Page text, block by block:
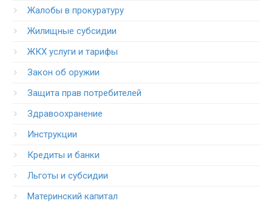
Жалобы в прокуратуру
Жилищные субсидии
ЖКХ услуги и тарифы
Закон об оружии
Защита прав потребителей
Здравоохранение
Инструкции
Кредиты и банки
Льготы и субсидии
Материнский капитал